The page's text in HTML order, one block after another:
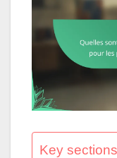
Key